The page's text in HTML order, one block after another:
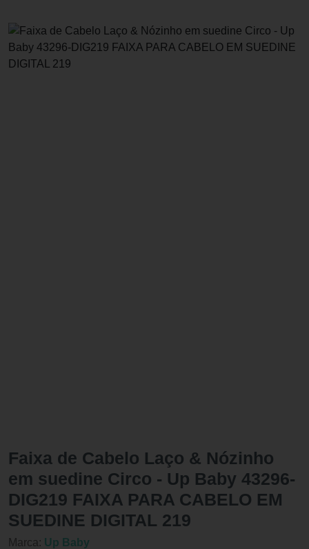
Faixa de Cabelo Laço & Nózinho
em suedine Circo - Up Baby 43296-
DIG219 FAIXA PARA CABELO EM
SUEDINE DIGITAL 219
Marca: Up Baby